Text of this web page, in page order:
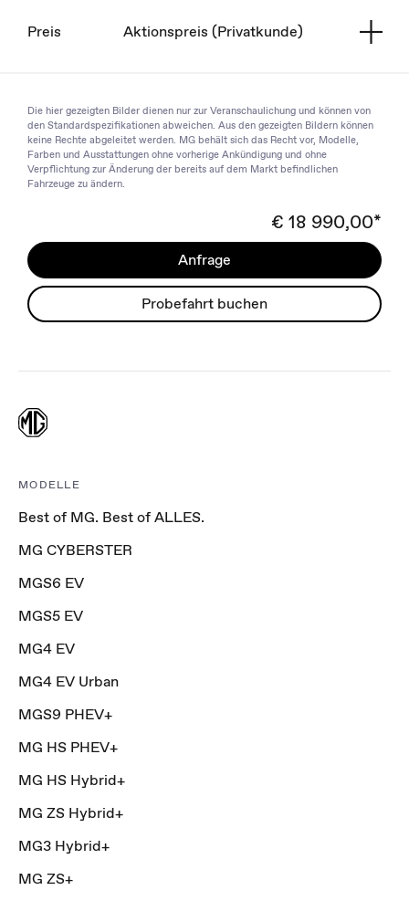
Preis Aktionspreis (Privatkunde)
Die hier gezeigten Bilder dienen nur zur Veranschaulichung und können von
den Standardspezifikationen abweichen. Aus den gezeigten Bildern können
keine Rechte abgeleitet werden. MG behält sich das Recht vor, Modelle,
Farben und Ausstattungen ohne vorherige Ankündigung und ohne
Verpflichtung zur Änderung der bereits auf dem Markt befindlichen
Fahrzeuge zu ändern.
€ 18 990,00*
Anfrage
Probefahrt buchen
MODELLE
Best of MG. Best of ALLES.
MG CYBERSTER
MGS6 EV
MGS5 EV
MG4 EV
MG4 EV Urban
MGS9 PHEV+
MG HS PHEV+
MG HS Hybrid+
MG ZS Hybrid+
MG3 Hybrid+
MG ZS+